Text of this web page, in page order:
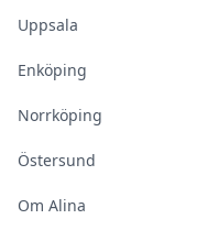
Uppsala
Enköping
Norrköping
Östersund
Om Alina